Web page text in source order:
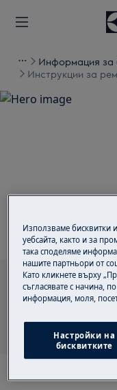
Информация за
Инструкции за
уреди
Търсене
Използваме бисквитки
уебсайта, както и за
така споделяме
нашите партньори от
Като кликнете върху
съгласявате с начина,
информация, моля,
Настройки на
бисквитките